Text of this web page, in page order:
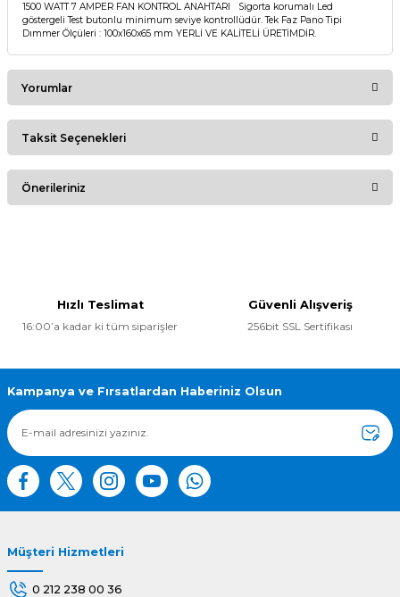
1500 WATT 7 AMPER FAN KONTROL ANAHTARI Sigorta korumalı Led
göstergeli Test butonlu minimum seviye kontrollüdür. Tek Faz Pano Tipi
Dımmer Ölçüleri : 100x160x65 mm YERLİ VE KALİTELİ ÜRETİMDİR.
Yorumlar
Bu ürüne ilk yorumu siz yapın!
Taksit Seçenekleri
Önerileriniz
Ürün bilgilerinde hatalar bulunuyor.
Ürün fiyatı diğer sitelerden daha pahalı.
Bu ürüne benzer farklı alternatifler olmalı.
Hızlı Teslimat
16:00’a kadar ki tüm siparişler
Güvenli Alışveriş
256bit SSL Sertifikası
Kampanya ve Fırsatlardan Haberiniz Olsun
Müşteri Hizmetleri
0 212 238 00 36